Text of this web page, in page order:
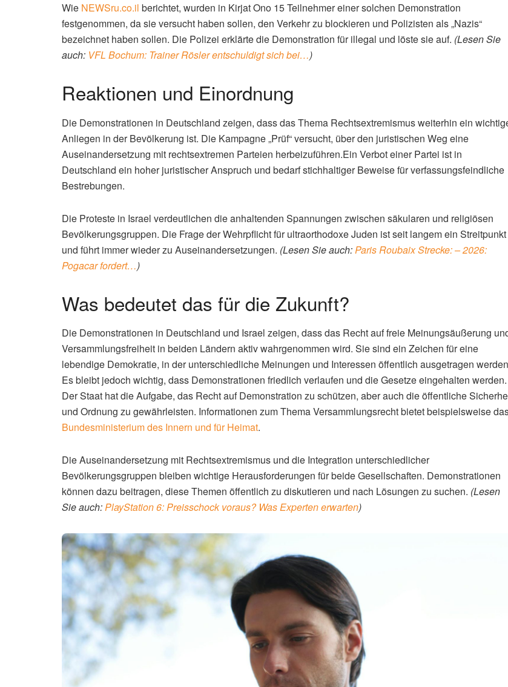
Wie NEWSru.co.il berichtet, wurden in Kirjat Ono 15 Teilnehmer einer solchen Demonstration
festgenommen, da sie versucht haben sollen, den Verkehr zu blockieren und Polizisten als „Nazis“
bezeichnet haben sollen. Die Polizei erklärte die Demonstration für illegal und löste sie auf. (Lesen Sie
auch: VFL Bochum: Trainer Rösler entschuldigt sich bei…)
Reaktionen und Einordnung
Die Demonstrationen in Deutschland zeigen, dass das Thema Rechtsextremismus weiterhin ein
Anliegen in der Bevölkerung ist. Die Kampagne „Prüf“ versucht, über den juristischen Weg eine
Auseinandersetzung mit rechtsextremen Parteien herbeizuführen.Ein Verbot einer Partei ist in
Deutschland ein hoher juristischer Anspruch und bedarf stichhaltiger Beweise für verfassungsfeindliche
Bestrebungen.
Die Proteste in Israel verdeutlichen die anhaltenden Spannungen zwischen säkularen und religiösen
Bevölkerungsgruppen. Die Frage der Wehrpflicht für ultraorthodoxe Juden ist seit langem ein Streitpunkt
und führt immer wieder zu Auseinandersetzungen. (Lesen Sie auch:Paris Roubaix Strecke: – 2026:
Pogacar fordert…)
Was bedeutet das für die Zukunft?
Die Demonstrationen in Deutschland und Israel zeigen, dass das Recht auf freie Meinungsäußerung
Versammlungsfreiheit in beiden Ländern aktiv wahrgenommen wird. Sie sind ein Zeichen für eine
lebendige Demokratie, in der unterschiedliche Meinungen und Interessen öffentlich ausgetragen
Es bleibt jedoch wichtig, dass Demonstrationen friedlich verlaufen und die Gesetze eingehalten werden.
Der Staat hat die Aufgabe, das Recht auf Demonstration zu schützen, aber auch die öffentliche
und Ordnung zu gewährleisten. Informationen zum Thema Versammlungsrecht bietet beispielsweise
Bundesministerium des Innern und für Heimat.
Die Auseinandersetzung mit Rechtsextremismus und die Integration unterschiedlicher
Bevölkerungsgruppen bleiben wichtige Herausforderungen für beide Gesellschaften. Demonstrationen
können dazu beitragen, diese Themen öffentlich zu diskutieren und nach Lösungen zu suchen. (Lesen
Sie auch:PlayStation 6: Preisschock voraus? Was Experten erwarten)